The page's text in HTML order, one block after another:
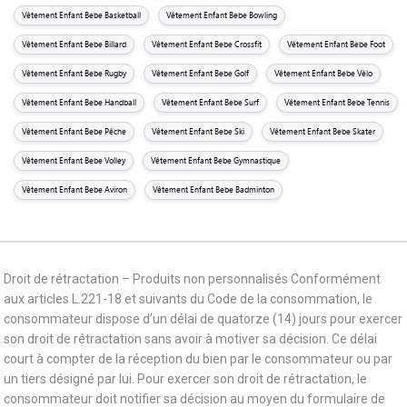
Vêtement Enfant Bebe Basketball Vêtement Enfant Bebe Bowling
Vêtement Enfant Bebe Billard Vêtement Enfant Bebe Crossfit Vêtement Enfant Bebe Foot
Vêtement Enfant Bebe Rugby Vêtement Enfant Bebe Golf Vêtement Enfant Bebe Vélo
Vêtement Enfant Bebe Handball Vêtement Enfant Bebe Surf Vêtement Enfant Bebe Tennis
Vêtement Enfant Bebe Pêche Vêtement Enfant Bebe Ski Vêtement Enfant Bebe Skater
Vêtement Enfant Bebe Volley Vêtement Enfant Bebe Gymnastique
Vêtement Enfant Bebe Aviron Vêtement Enfant Bebe Badminton
Droit de rétractation – Produits non personnalisés Conformément
aux articles L.221-18 et suivants du Code de la consommation, le
consommateur dispose d’un délai de quatorze (14) jours pour exercer
son droit de rétractation sans avoir à motiver sa décision. Ce délai
court à compter de la réception du bien par le consommateur ou par
un tiers désigné par lui. Pour exercer son droit de rétractation, le
consommateur doit notifier sa décision au moyen du formulaire de